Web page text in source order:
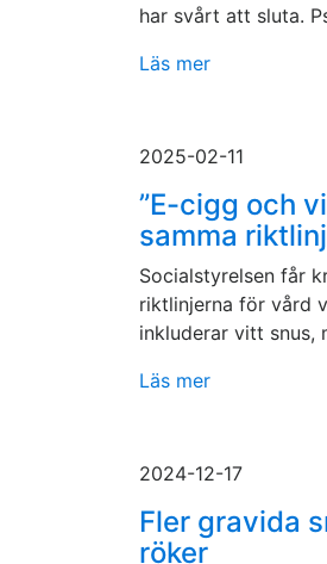
har svårt att sluta.
Läs mer
2025-02-11
”E-cigg och
samma
Socialstyrelsen får
riktlinjerna för vård
inkluderar vitt snus,
Läs mer
2024-12-17
Fler gravida
röker